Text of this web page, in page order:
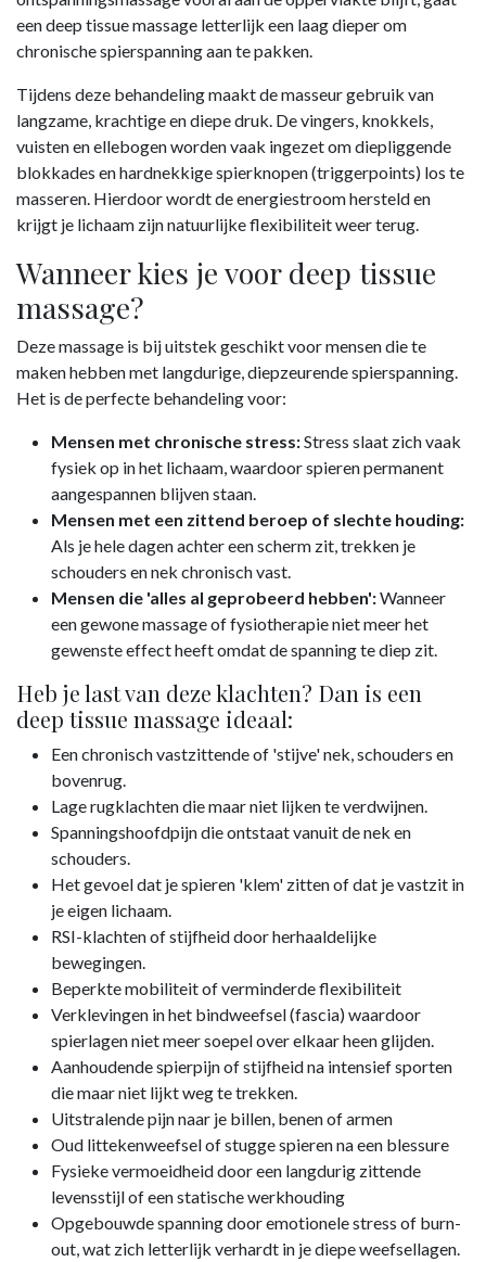
een deep tissue massage letterlijk een laag dieper om
chronische spierspanning aan te pakken.
Tijdens deze behandeling maakt de masseur gebruik van
langzame, krachtige en diepe druk. De vingers, knokkels,
vuisten en ellebogen worden vaak ingezet om diepliggende
blokkades en hardnekkige spierknopen (triggerpoints) los te
masseren. Hierdoor wordt de energiestroom hersteld en
krijgt je lichaam zijn natuurlijke flexibiliteit weer terug.
Wanneer kies je voor deep tissue
massage?
Deze massage is bij uitstek geschikt voor mensen die te
maken hebben met langdurige, diepzeurende spierspanning.
Het is de perfecte behandeling voor:
Mensen met chronische stress:Stress slaat zich vaak
fysiek op in het lichaam, waardoor spieren permanent
aangespannen blijven staan.
Mensen met een zittend beroep of slechte houding:
Als je hele dagen achter een scherm zit, trekken je
schouders en nek chronisch vast.
Mensen die 'alles al geprobeerd hebben':Wanneer
een gewone massage of fysiotherapie niet meer het
gewenste effect heeft omdat de spanning te diep zit.
Heb je last van deze klachten? Dan is een
deep tissue massage ideaal:
Een chronisch vastzittende of 'stijve' nek, schouders en
bovenrug.
Lage rugklachten die maar niet lijken te verdwijnen.
Spanningshoofdpijn die ontstaat vanuit de nek en
schouders.
Het gevoel dat je spieren 'klem' zitten of dat je vastzit in
je eigen lichaam.
RSI-klachten of stijfheid door herhaaldelijke
bewegingen.
Beperkte mobiliteit of verminderde flexibiliteit
Verklevingen in het bindweefsel (fascia) waardoor
spierlagen niet meer soepel over elkaar heen glijden.
Aanhoudende spierpijn of stijfheid na intensief sporten
die maar niet lijkt weg te trekken.
Uitstralende pijn naar je billen, benen of armen
Oud littekenweefsel of stugge spieren na een blessure
Fysieke vermoeidheid door een langdurig zittende
levensstijl of een statische werkhouding
Opgebouwde spanning door emotionele stress of burn-
out, wat zich letterlijk verhardt in je diepe weefsellagen.